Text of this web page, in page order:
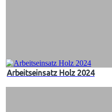
Arbeitseinsatz Holz 2024